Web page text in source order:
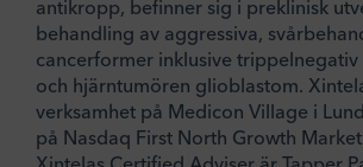
antikropp, befinner sig i preklinisk
behandling av aggressiva,
cancerformer inklusive
och hjärntumören glioblastom.
verksamhet på Medicon Village i
på Nasdaq First North Growth